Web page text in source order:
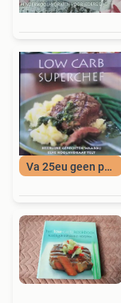
Va 25eu geen porto